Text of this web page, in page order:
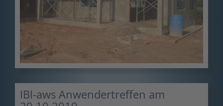
IBI-aws Anwendertreffen am